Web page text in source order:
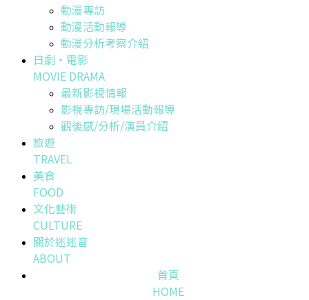
動漫專訪
動漫活動報導
動漫分析考察介紹
日劇・電影
MOVIE DRAMA
最新影視情報
影視專訪/現場活動報導
觀後感/分析/演員介紹
旅遊
TRAVEL
美食
FOOD
文化藝術
CULTURE
關於迷迷音
ABOUT
首頁
HOME